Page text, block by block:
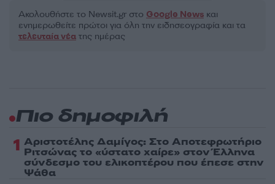
Ακολουθήστε το Νewsit.gr στο Google News και
ενημερωθείτε πρώτοι για όλη την ειδησεογραφία και τα
τελευταία νέα της ημέρας
Πιο δημοφιλή
1 Αριστοτέλης Δαμίγος: Στο Αποτεφρωτήριο
Ριτσώνας το «ύστατο χαίρε» στον Έλληνα
σύνδεσμο του ελικοπτέρου που έπεσε στην
Ψάθα